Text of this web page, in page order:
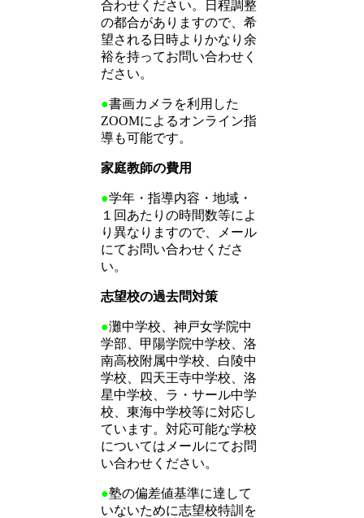
合わせください。日程調整
の都合がありますので、希
望される日時よりかなり余
裕を持ってお問い合わせく
ださい。
●書画カメラを利用した
ZOOMによるオンライン指
導も可能です。
家庭教師の費用
●学年・指導内容・地域・
１回あたりの時間数等によ
り異なりますので、メール
にてお問い合わせくださ
い。
志望校の過去問対策
●灘中学校、神戸女学院中
学部、甲陽学院中学校、洛
南高校附属中学校、白陵中
学校、四天王寺中学校、洛
星中学校、ラ・サール中学
校、東海中学校等に対応し
ています。対応可能な学校
についてはメールにてお問
い合わせください。
●塾の偏差値基準に達して
いないために志望校特訓を